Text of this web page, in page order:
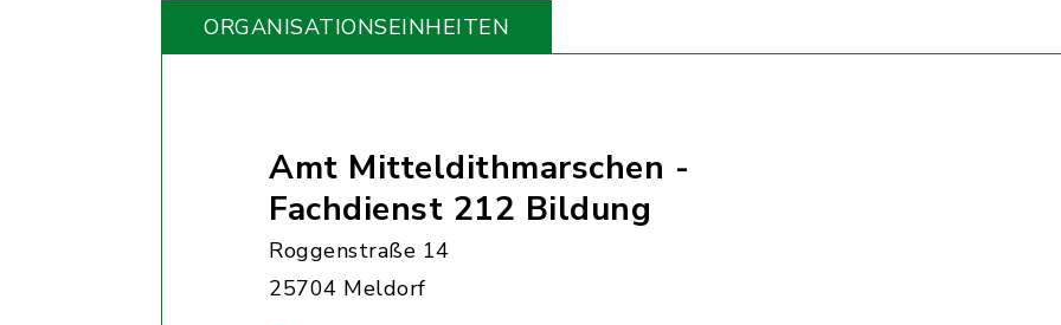
ORGANISATIONS­EINHEITEN
Amt Mitteldithmarschen -
Fachdienst 212 Bildung
Roggenstraße 14
25704 Meldorf